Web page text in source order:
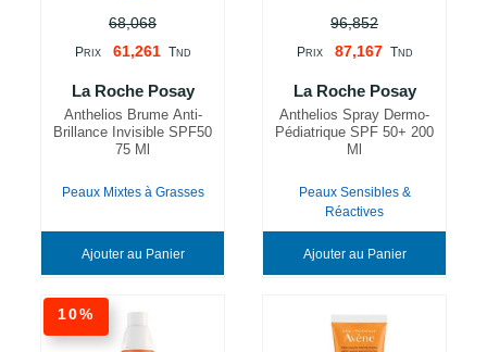
68,068
PRIX 61,261 TND
La Roche Posay
Anthelios Brume Anti-
Brillance Invisible SPF50
75 Ml
Peaux Mixtes à Grasses
Ajouter au Panier
96,852
PRIX 87,167 TND
La Roche Posay
Anthelios Spray Dermo-
Pédiatrique SPF 50+ 200
Ml
Peaux Sensibles &
Réactives
Ajouter au Panier
10%